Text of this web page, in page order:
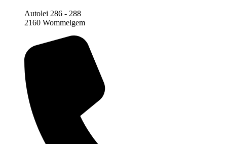
Autolei 286 - 288
2160 Wommelgem